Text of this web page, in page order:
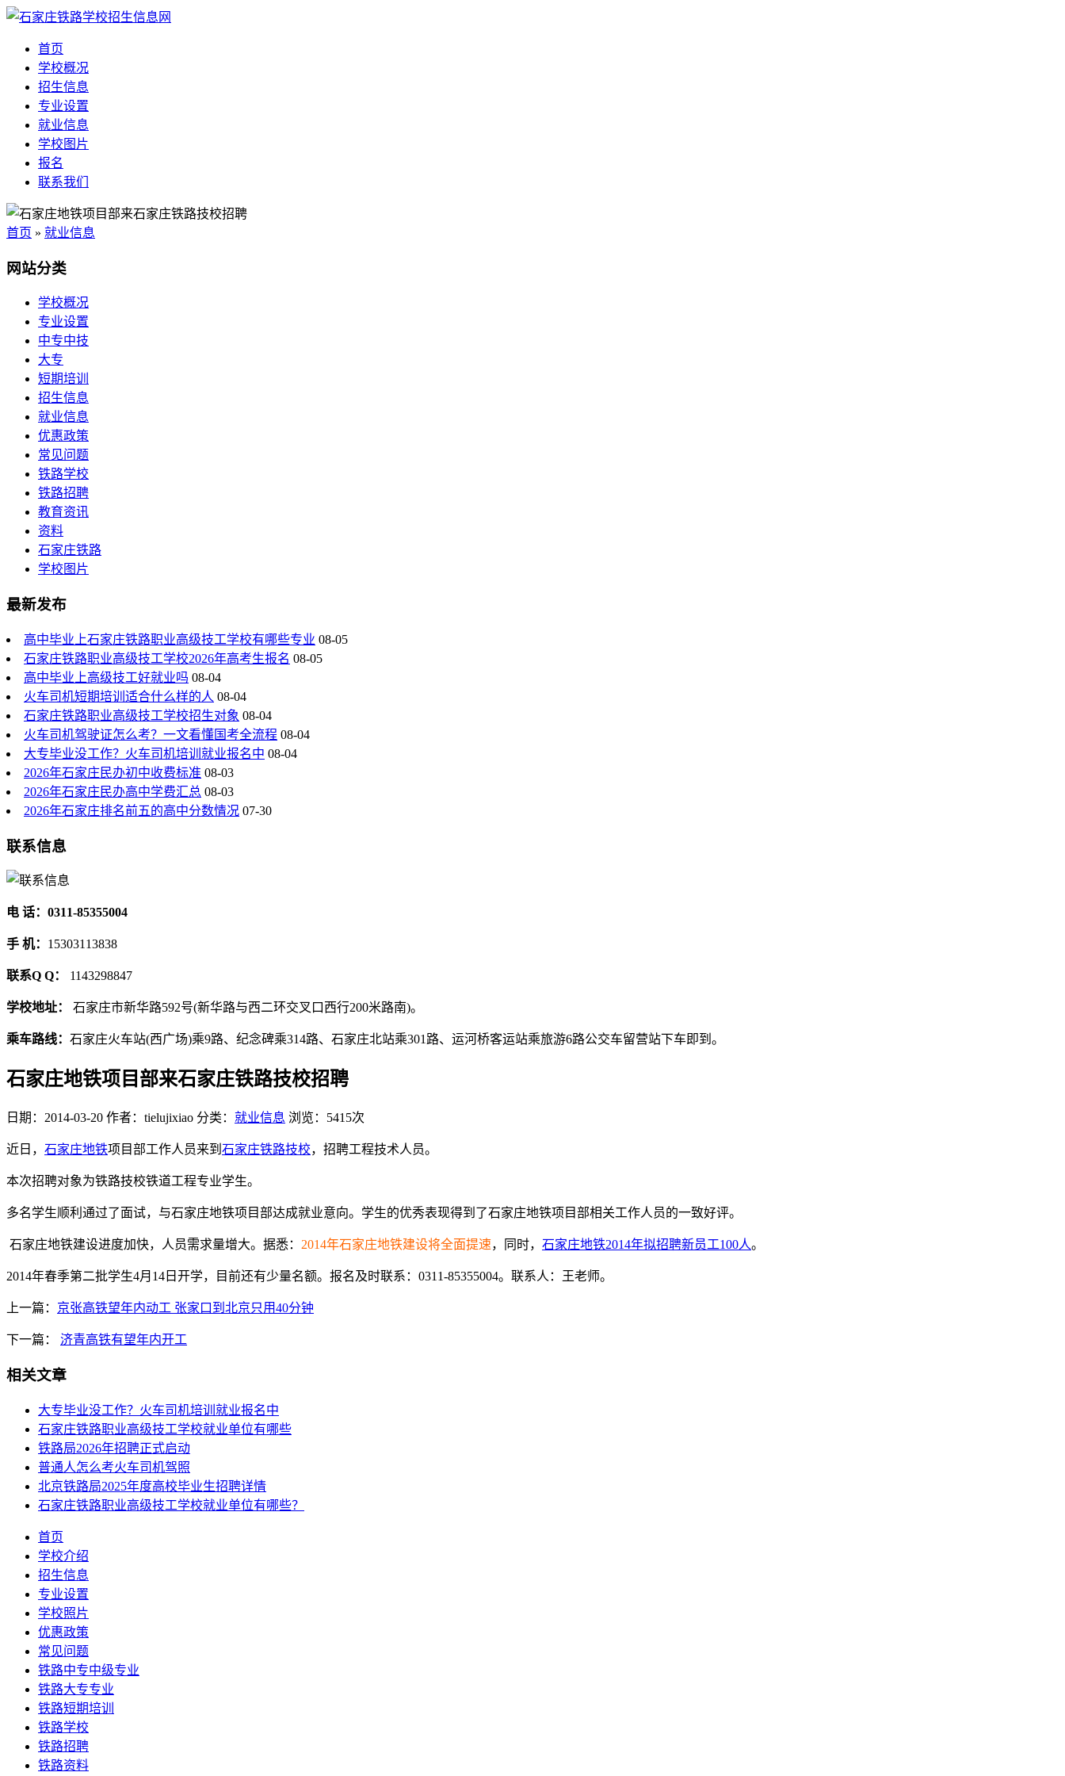
首页
学校概况
招生信息
专业设置
就业信息
学校图片
报名
联系我们
首页 » 就业信息
网站分类
学校概况
专业设置
中专中技
大专
短期培训
招生信息
就业信息
优惠政策
常见问题
铁路学校
铁路招聘
教育资讯
资料
石家庄铁路
学校图片
最新发布
高中毕业上石家庄铁路职业高级技工学校有哪些专业 08-05
石家庄铁路职业高级技工学校2026年高考生报名 08-05
高中毕业上高级技工好就业吗 08-04
火车司机短期培训适合什么样的人 08-04
石家庄铁路职业高级技工学校招生对象 08-04
火车司机驾驶证怎么考？一文看懂国考全流程 08-04
大专毕业没工作？火车司机培训就业报名中 08-04
2026年石家庄民办初中收费标准 08-03
2026年石家庄民办高中学费汇总 08-03
2026年石家庄排名前五的高中分数情况 07-30
联系信息
电 话：0311-85355004
手 机： 15303113838
联系Q Q： 1143298847
学校地址： 石家庄市新华路592号(新华路与西二环交叉口西行200米路南)。
乘车路线： 石家庄火车站(西广场)乘9路、纪念碑乘314路、石家庄北站乘301路、运河桥客运站乘旅游6路公交车留营站下车即到。
石家庄地铁项目部来石家庄铁路技校招聘
日期：2014-03-20 作者：tielujixiao 分类： 就业信息 浏览：5415次
近日， 石家庄地铁项目部工作人员来到 石家庄铁路技校，招聘工程技术人员。
本次招聘对象为铁路技校铁道工程专业学生。
多名学生顺利通过了面试，与石家庄地铁项目部达成就业意向。学生的优秀表现得到了石家庄地铁项目部相关工作人员的一致好评。
石家庄地铁建设进度加快，人员需求量增大。据悉： 2014年石家庄地铁建设将全面提速，同时， 石家庄地铁2014年拟招聘新员工100人。
2014年春季第二批学生4月14日开学，目前还有少量名额。报名及时联系：0311-85355004。联系人：王老师。
上一篇： 京张高铁望年内动工 张家口到北京只用40分钟
下一篇： 济青高铁有望年内开工
相关文章
大专毕业没工作？火车司机培训就业报名中
石家庄铁路职业高级技工学校就业单位有哪些
铁路局2026年招聘正式启动
普通人怎么考火车司机驾照
北京铁路局2025年度高校毕业生招聘详情
石家庄铁路职业高级技工学校就业单位有哪些？
首页
学校介绍
招生信息
专业设置
学校照片
优惠政策
常见问题
铁路中专中级专业
铁路大专专业
铁路短期培训
铁路学校
铁路招聘
铁路资料